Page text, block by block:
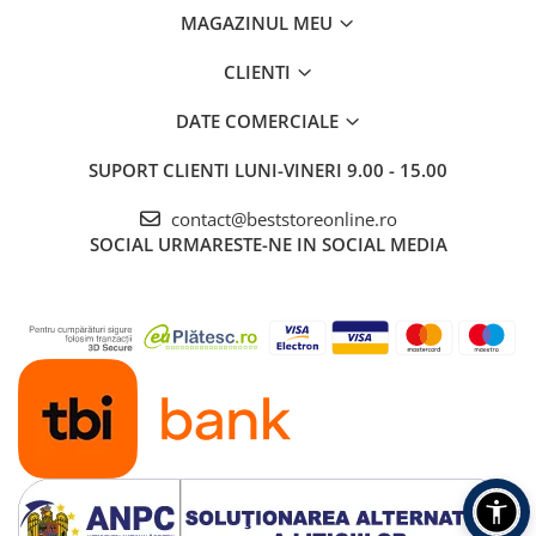
LINISIT, ECOLOGIC,
IEFTIN
pompei submersibile atasate stabil, adapatorul
functioneaza aproape silentios(mai putin de 40 dB). Aceasta
inseamna ca adapatorul poate functiona 24 de ore pe zi, fara sa
te deranjeze nici macar noaptea - asigurand totodata accesul
MAGAZINUL MEU
CLIENTI
DATE COMERCIALE
SUPORT CLIENTI LUNI-VINERI 9.00 - 15.00
contact@beststoreonline.ro
SOCIAL URMARESTE-NE IN SOCIAL MEDIA